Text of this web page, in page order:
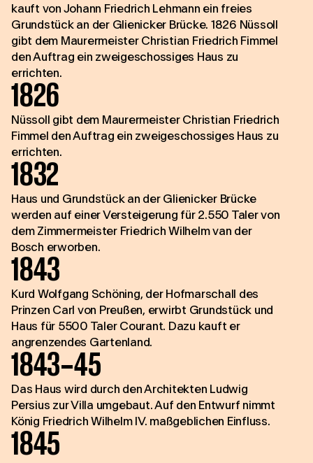
kauft von Johann Friedrich Lehmann ein freies
Grundstück an der Glienicker Brücke. 1826 Nüssoll
gibt dem Maurermeister Christian Friedrich Fimmel
den Auftrag ein zweigeschossiges Haus zu
errichten.
1826
Nüssoll gibt dem Maurermeister Christian Friedrich
Fimmel den Auftrag ein zweigeschossiges Haus zu
errichten.
1832
Haus und Grundstück an der Glienicker Brücke
werden auf einer Versteigerung für 2.550 Taler von
dem Zimmermeister Friedrich Wilhelm van der
Bosch erworben.
1843
Kurd Wolfgang Schöning, der Hofmarschall des
Prinzen Carl von Preußen, erwirbt Grundstück und
Haus für 5500 Taler Courant. Dazu kauft er
angrenzendes Gartenland.
1843–45
Das Haus wird durch den Architekten Ludwig
Persius zur Villa umgebaut. Auf den Entwurf nimmt
König Friedrich Wilhelm IV. maßgeblichen Einfluss.
1845